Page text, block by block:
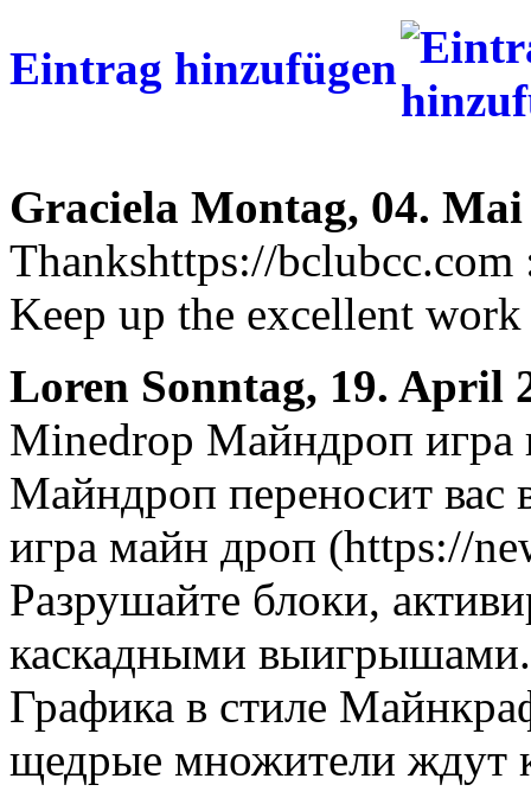
Eintrag hinzufügen
Graciela Montag, 04. Mai
Thankshttps://bclubcc.com
Keep up the excellent
Loren Sonntag, 19. April
Minedrop Майндроп игра
Майндроп переносит вас
игра майн дроп (https://
Разрушайте блоки,
каскадными выигрышами.
Графика в стиле
щедрые множители ждут